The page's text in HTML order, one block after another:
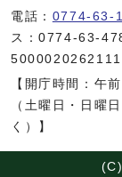
電話： 0774-63-
ス：0774-63-
5000020262111
【開庁時間：午
（土曜日・日曜
く）】